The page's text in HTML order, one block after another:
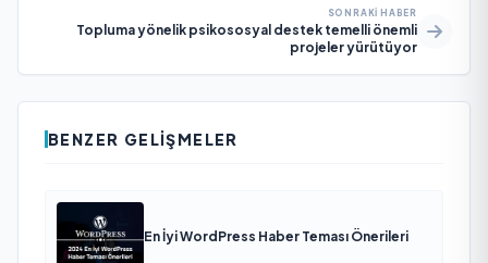
SONRAKI HABER
Topluma yönelik psikososyal destek temelli önemli
projeler yürütüyor
BENZER GELIŞMELER
En İyi WordPress Haber Teması Önerileri